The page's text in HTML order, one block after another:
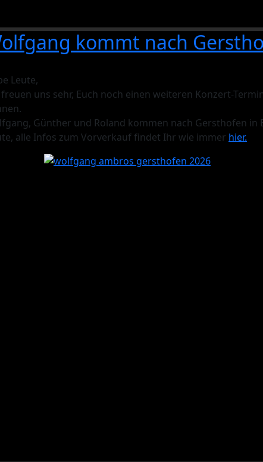
kommt nach
Leute,
uns sehr, Euch noch einen weiteren Konzert-
Günther und Roland kommen nach Gersthofen in
alle Infos zum Vorverkauf findet Ihr wie immer hier.